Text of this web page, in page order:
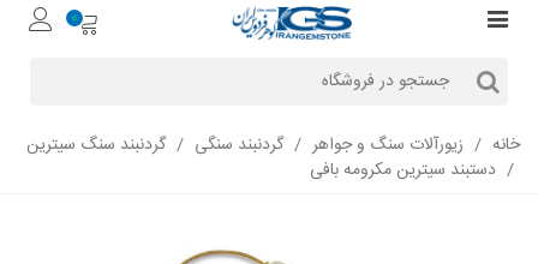
0
خانه / زیورآلات سنگ و جواهر / گردنبند سنگی / گردنبند سنگ سیترین
/ دستبند سیترین مکرومه بافی